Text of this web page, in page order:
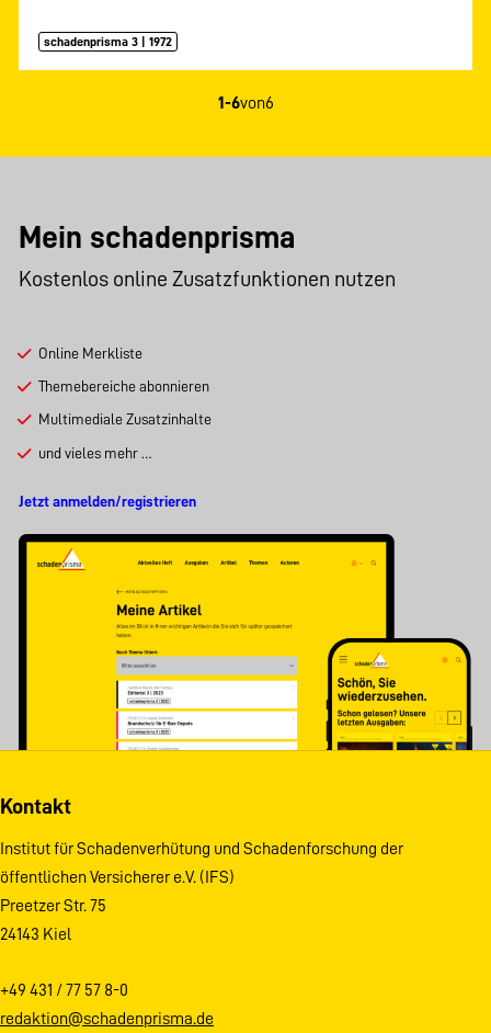
schadenprisma 3 | 1972
1-6von6
Mein schadenprisma
Kostenlos online Zusatzfunktionen nutzen
Online Merkliste
Themebereiche abonnieren
Multimediale Zusatzinhalte
und vieles mehr …
Jetzt anmelden/registrieren
Kontakt
Institut für Schadenverhütung und Schadenforschung der
öffentlichen Versicherer e.V. (IFS)
Preetzer Str. 75
24143 Kiel
+49 431 / 77 57 8-0
redaktion@schadenprisma.de